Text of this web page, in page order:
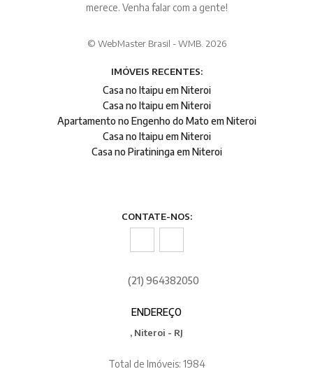
merece. Venha falar com a gente!
© WebMaster Brasil - WMB. 2026
IMÓVEIS RECENTES:
Casa no Itaipu em Niteroi
Casa no Itaipu em Niteroi
Apartamento no Engenho do Mato em Niteroi
Casa no Itaipu em Niteroi
Casa no Piratininga em Niteroi
CONTATE-NOS:
(21) 964382050
ENDEREÇO
, Niteroi - RJ
Total de Imóveis: 1984